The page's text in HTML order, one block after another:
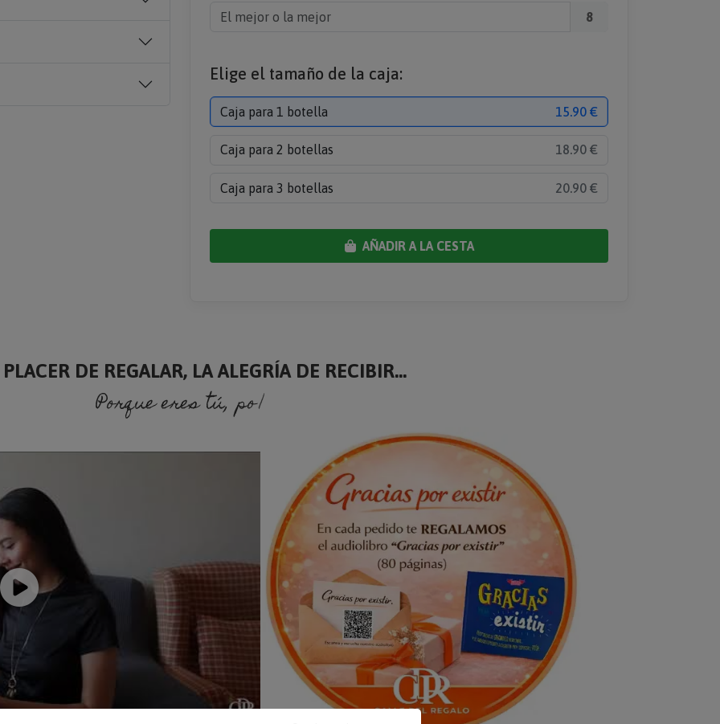
8
Elige el tamaño de la caja:
Caja para 1 botella 15.90 €
Caja para 2 botellas 18.90 €
Caja para 3 botellas 20.90 €
AÑADIR A LA CESTA
DE REGALAR, LA ALEGRÍA DE RECIBIR...
Porque eres tú, porque soy yo.